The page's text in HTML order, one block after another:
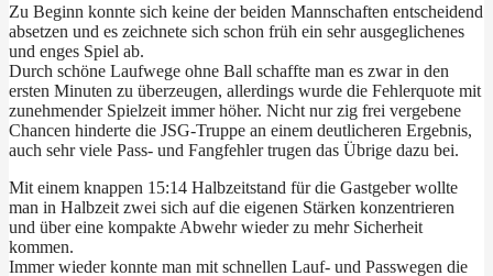
Zu Beginn konnte sich keine der beiden Mannschaften entscheidend
absetzen und es zeichnete sich schon früh ein sehr ausgeglichenes
und enges Spiel ab.
Durch schöne Laufwege ohne Ball schaffte man es zwar in den
ersten Minuten zu überzeugen, allerdings wurde die Fehlerquote mit
zunehmender Spielzeit immer höher. Nicht nur zig frei vergebene
Chancen hinderte die JSG-Truppe an einem deutlicheren Ergebnis,
auch sehr viele Pass- und Fangfehler trugen das Übrige dazu bei.
Mit einem knappen 15:14 Halbzeitstand für die Gastgeber wollte
man in Halbzeit zwei sich auf die eigenen Stärken konzentrieren
und über eine kompakte Abwehr wieder zu mehr Sicherheit
kommen.
Immer wieder konnte man mit schnellen Lauf- und Passwegen die